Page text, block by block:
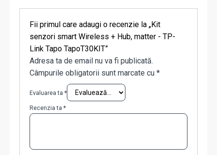
Fii primul care adaugi o recenzie la „Kit
senzori smart Wireless + Hub, matter - TP-
Link Tapo TapoT30KIT”
Adresa ta de email nu va fi publicată.
Câmpurile obligatorii sunt marcate cu *
Evaluarea ta *
Recenzia ta *